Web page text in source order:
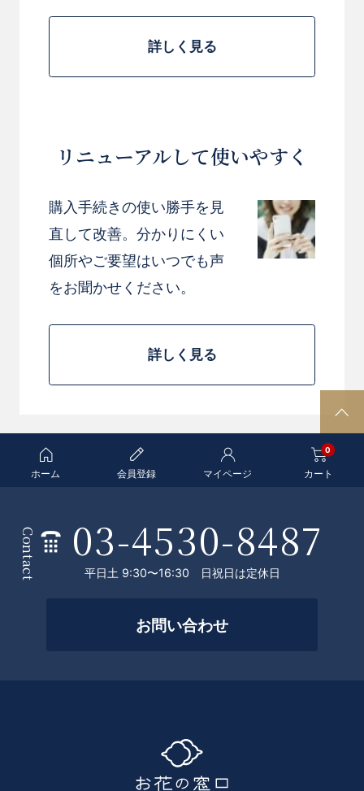
詳しく見る
リニューアルして使いやすく
購入手続きの使い勝手を見
直して改善。分かりにくい
個所やご要望はいつでも声
をお聞かせください。
詳しく見る
P
A
ホーム 会員登録 マイページ カート
0
Contact 03-4530-8487
平日土 9:30〜16:30 日祝日は定休日
お問い合わせ